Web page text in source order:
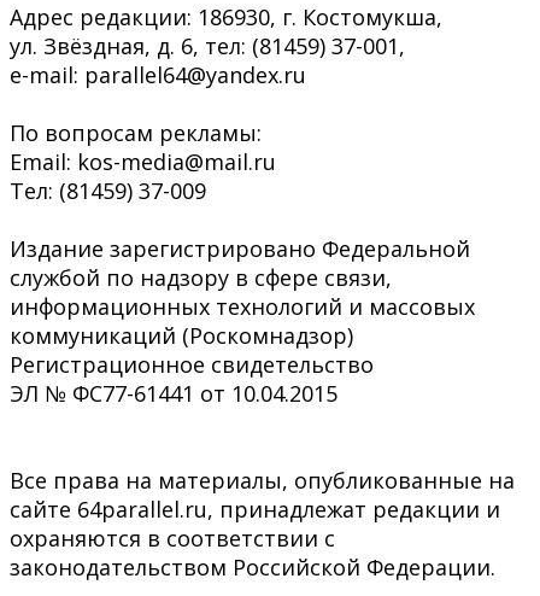
Адрес редакции: 186930, г. Костомукша,
ул. Звёздная, д. 6, тел: (81459) 37-001,
e-mail: parallel64@yandex.ru
По вопросам рекламы:
Email: kos-media@mail.ru
Тел: (81459) 37-009
Издание зарегистрировано Федеральной
службой по надзору в сфере связи,
информационных технологий и массовых
коммуникаций (Роскомнадзор)
Регистрационное свидетельство
ЭЛ № ФС77-61441 от 10.04.2015
Все права на материалы, опубликованные на
сайте 64parallel.ru, принадлежат редакции и
охраняются в соответствии с
законодательством Российской Федерации.